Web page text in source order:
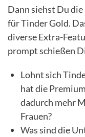
Dann siehst Du
für Tinder Gold.
diverse Extra-
prompt schießen
Lohnt sich
hat die
dadurch mehr
Frauen?
Was sind die